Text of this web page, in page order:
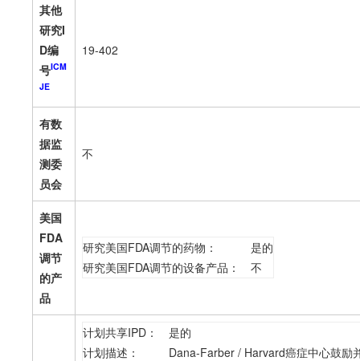
其他
研究I
D编
号ICM
JE
19-402
有数
据监
测委
员会
不
美国
FDA
调节
的产
品
研究美国FDA调节的药物：
是的
研究美国FDA调节的设备产品：
不
计划共享IPD：
是的
计划描述：
Dana-Farber / Harvard癌症中心鼓励